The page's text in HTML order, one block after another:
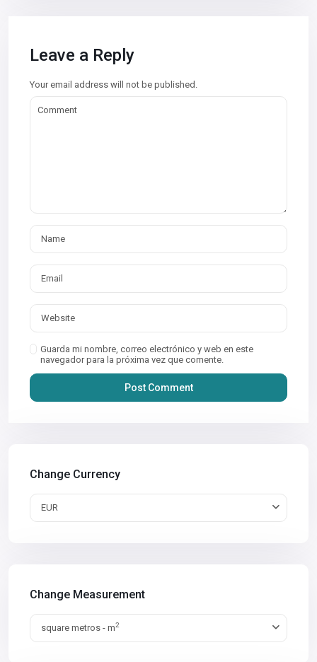
Leave a Reply
Your email address will not be published.
Guarda mi nombre, correo electrónico y web en este
navegador para la próxima vez que comente.
Change Currency
EUR
Change Measurement
square metros - m2